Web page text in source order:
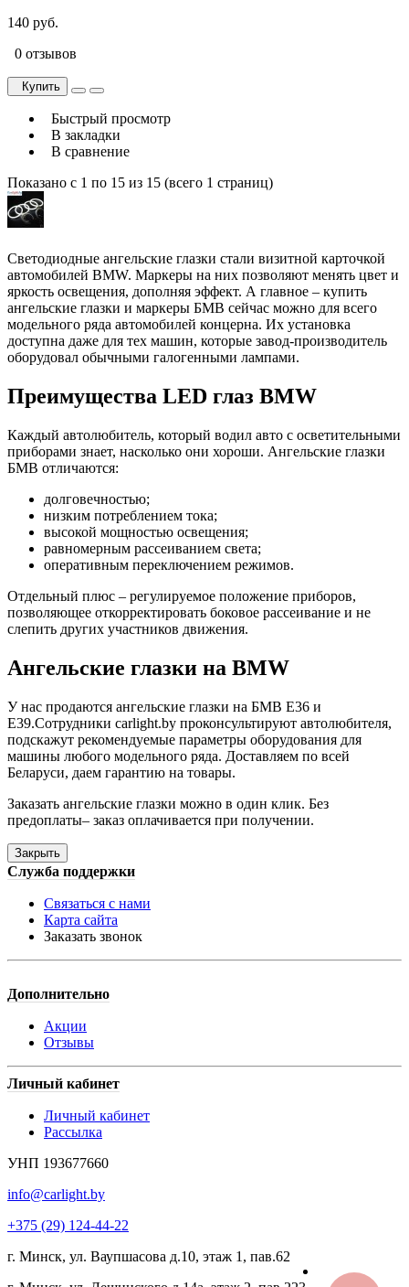
140 руб.
0 отзывов
Купить
Быстрый просмотр
В закладки
В сравнение
Показано с 1 по 15 из 15 (всего 1 страниц)
Светодиодные ангельские глазки стали визитной карточкой
автомобилей BMW. Маркеры на них позволяют менять цвет и
яркость освещения, дополняя эффект. А главное – купить
ангельские глазки и маркеры БМВ сейчас можно для всего
модельного ряда автомобилей концерна. Их установка
доступна даже для тех машин, которые завод-производитель
оборудовал обычными галогенными лампами.
Преимущества LED глаз BMW
Каждый автолюбитель, который водил авто с осветительными
приборами знает, насколько они хороши. Ангельские глазки
БМВ отличаются:
долговечностью;
низким потреблением тока;
высокой мощностью освещения;
равномерным рассеиванием света;
оперативным переключением режимов.
Отдельный плюс – регулируемое положение приборов,
позволяющее откорректировать боковое рассеивание и не
слепить других участников движения.
Ангельские глазки на BMW
У нас продаются ангельские глазки на БМВ E36 и
E39.Сотрудники carlight.by проконсультируют автолюбителя,
подскажут рекомендуемые параметры оборудования для
машины любого модельного ряда. Доставляем по всей
Беларуси, даем гарантию на товары.
Заказать ангельские глазки можно в один клик. Без
предоплаты– заказ оплачивается при получении.
Закрыть
Служба поддержки
Связаться с нами
Карта сайта
Заказать звонок
Дополнительно
Акции
Отзывы
Личный кабинет
Личный кабинет
Рассылка
УНП 193677660
info@carlight.by
+375 (29) 124-44-22
г. Минск, ул. Ваупшасова д.10, этаж 1, пав.62